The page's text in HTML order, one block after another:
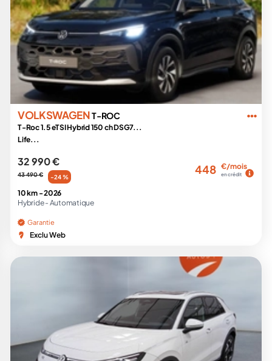
VOLKSWAGENT-ROC
T-Roc 1.5 eTSI Hybrid 150 ch DSG7...
Life...
32 990 €
43 490 € -24 %
448 €/mois
en crédit
10 km -2026
Hybride - Automatique
Garantie
Exclu Web